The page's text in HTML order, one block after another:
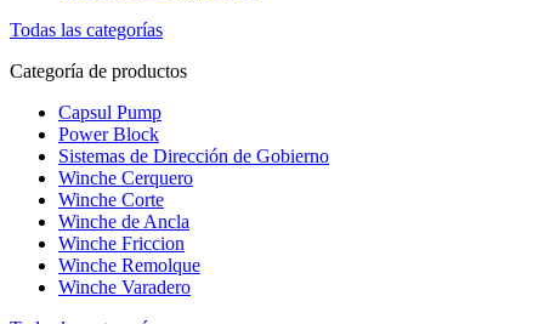
Todas las categorías
Categoría de productos
Capsul Pump
Power Block
Sistemas de Dirección de Gobierno
Winche Cerquero
Winche Corte
Winche de Ancla
Winche Friccion
Winche Remolque
Winche Varadero